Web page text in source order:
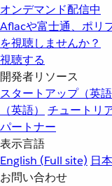
オンデマンド配信中
Aflacや富士通、ポリ
を視聴しませんか？
視聴する
開発者リソース
スタートアップ（英語
（英語）
チュートリ
パートナー
表示言語
English (Full site) 日
お問い合わせ